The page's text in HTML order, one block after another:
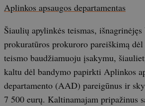
Aplinkos apsaugos departamentas
Šiaulių apylinkės teismas,
prokuratūros prokuroro pareiškimą
teismo baudžiamuoju įsakymu,
kaltu dėl bandymo papirkti Aplinkos
departamento (AAD) pareigūnus ir
7 500 eurų. Kaltinamajam pripažinus